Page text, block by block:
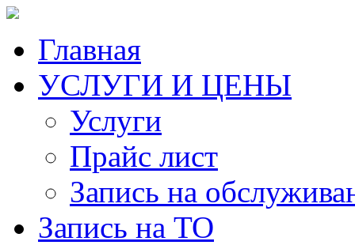
Главная
УСЛУГИ И ЦЕНЫ
Услуги
Прайс лист
Запись на
Запись на ТО